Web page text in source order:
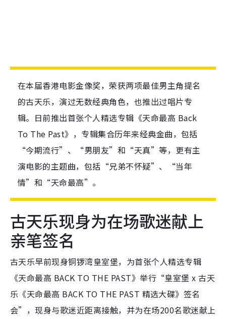
在本届香港电影金像奖，荣获两项最佳男主角提名
的古天乐，演过无数经典角色，也推出过唱片专
辑。日前推出首张个人精选专辑《天命最高 Back
To The Past》，专辑集合历年来经典金曲，包括
“今期流行”、“男朋友”和“天真”等，更有主
演电影的主题曲，包括“兄弟不怀疑”、“当年
情”和“天命最高”。
古天乐现身为在场歌迷献上
亲笔签名
古天乐早前现身铜锣湾皇室堡，为首张个人精选专辑
《天命最高 BACK TO THE PAST》举行“皇室堡 x 古天
乐《天命最高 BACK TO THE PAST 精选大碟》签名
会”，现身与歌迷近距离接触，并为在场200名歌迷献上